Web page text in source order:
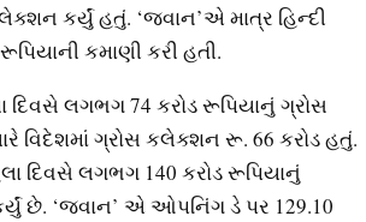
કર્યું હતું. ‘જવાન’એ માત્ર હિન્દી
કમાણી કરી હતી.
લગભગ 74 કરોડ રૂપિયાનું ગ્રોસ
વિદેશમાં ગ્રોસ કલેક્શન રૂ. 66 કરોડ હતું.
દિવસે લગભગ 140 કરોડ રૂપિયાનું
છે. ‘જવાન’ એ ઓપનિંગ ડે પર 129.10